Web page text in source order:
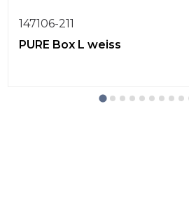
147106-211
PURE Box L weiss